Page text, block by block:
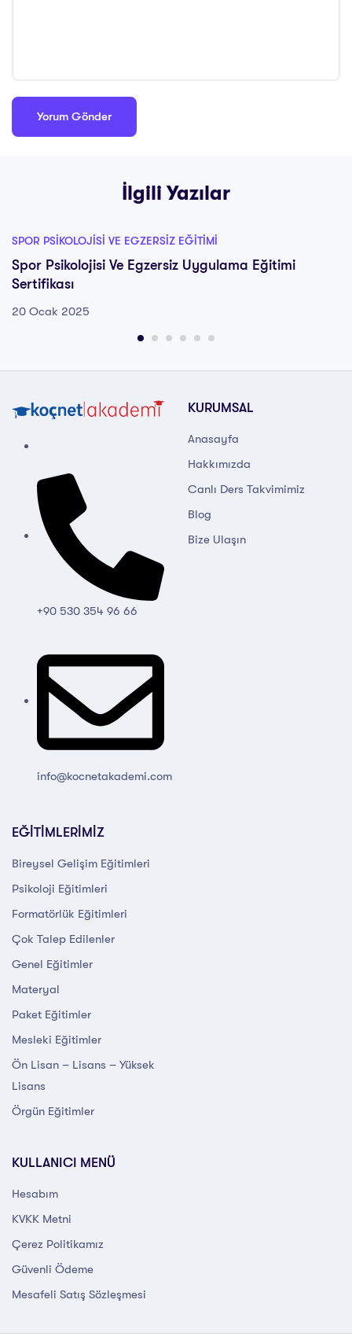
İlgili Yazılar
SPOR PSIKOLOJISI VE EGZERSIZ EĞITIMI
Spor Psikolojisi Ve Egzersiz Uygulama Eğitimi
Sertifikası
20 Ocak 2025
+90 530 354 96 66
info@kocnetakademi.com
KURUMSAL
Anasayfa
Hakkımızda
Canlı Ders Takvimimiz
Blog
Bize Ulaşın
EĞİTİMLERİMİZ
Bireysel Gelişim Eğitimleri
Psikoloji Eğitimleri
Formatörlük Eğitimleri
Çok Talep Edilenler
Genel Eğitimler
Materyal
Paket Eğitimler
Mesleki Eğitimler
Ön Lisan – Lisans – Yüksek
Lisans
Örgün Eğitimler
KULLANICI MENÜ
Hesabım
KVKK Metni
Çerez Politikamız
Güvenli Ödeme
Mesafeli Satış Sözleşmesi